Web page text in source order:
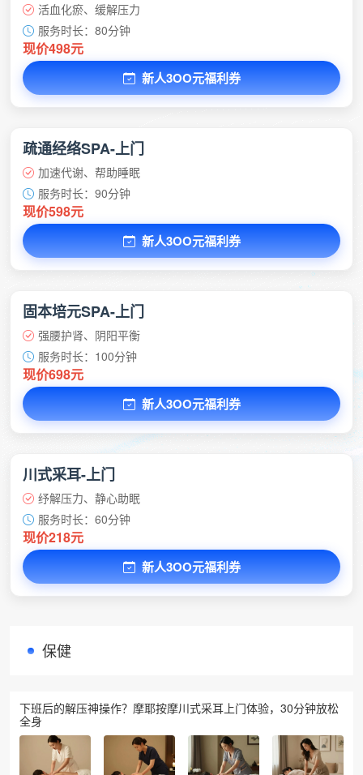
活血化瘀、缓解压力
服务时长：80分钟
现价498元
新人3OO元福利券
疏通经络SPA-上门
加速代谢、帮助睡眠
服务时长：90分钟
现价598元
新人3OO元福利券
固本培元SPA-上门
强腰护肾、阴阳平衡
服务时长：100分钟
现价698元
新人3OO元福利券
川式采耳-上门
纾解压力、静心助眠
服务时长：60分钟
现价218元
新人3OO元福利券
保健
下班后的解压神操作？摩耶按摩川式采耳上门体验，30分钟放松
全身